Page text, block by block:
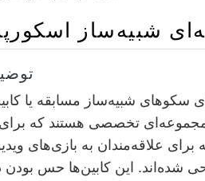
شبیه‌ساز
سکوهای شبیه‌ساز مسابقه یا
تخصصی هستند که برای
برای علاقه‌مندان به بازی‌های
شده‌اند. این کابین‌ها حس بودن